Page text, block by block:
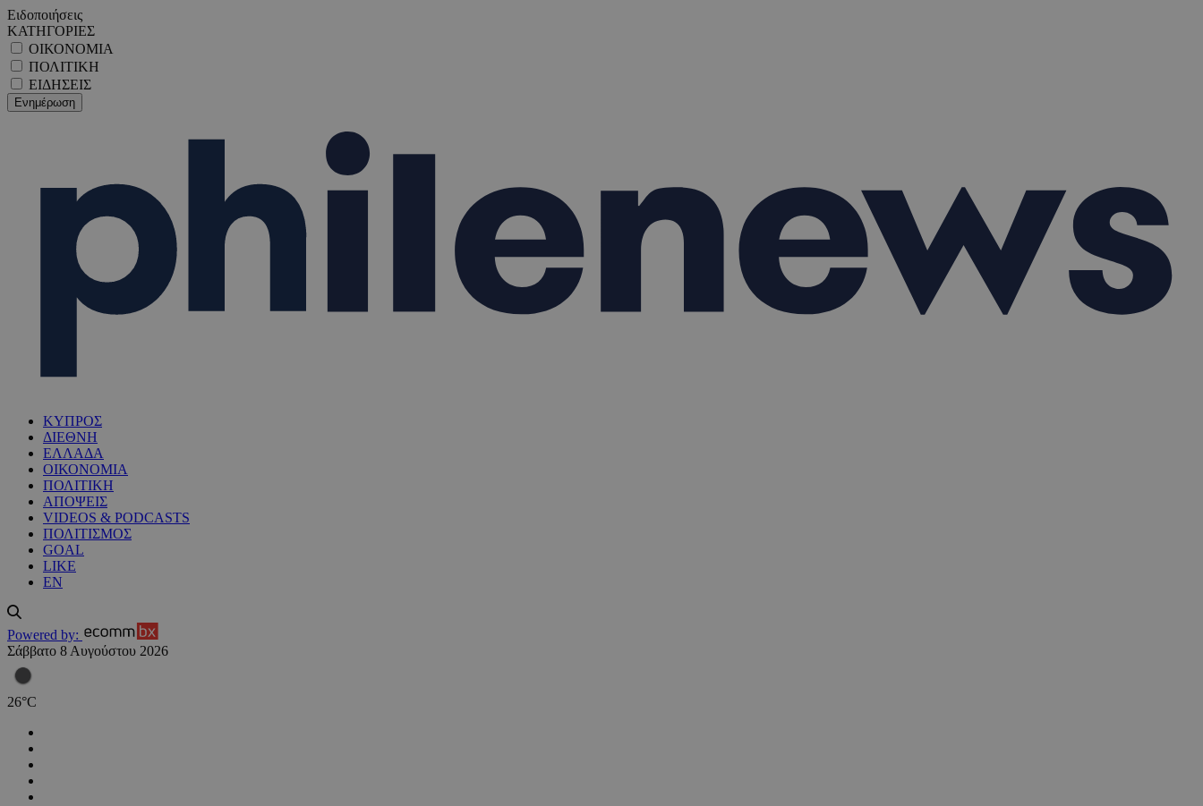
Ειδοποιήσεις
ΚΑΤΗΓΟΡΙΕΣ
ΟΙΚΟΝΟΜΙΑ
ΠΟΛΙΤΙΚΗ
ΕΙΔΗΣΕΙΣ
ΚΥΠΡΟΣ
ΔΙΕΘΝΗ
ΕΛΛΑΔΑ
ΟΙΚΟΝΟΜΙΑ
ΠΟΛΙΤΙΚΗ
ΑΠΟΨΕΙΣ
VIDEOS & PODCASTS
ΠΟΛΙΤΙΣΜΟΣ
GOAL
LIKE
EN
Powered by:
Σάββατο 8 Αυγούστου 2026
26°C